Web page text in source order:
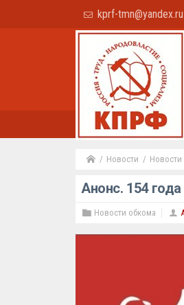
kprf-tmn@yandex.ru
Новости Новости
Анонс. 154
Новости обкома